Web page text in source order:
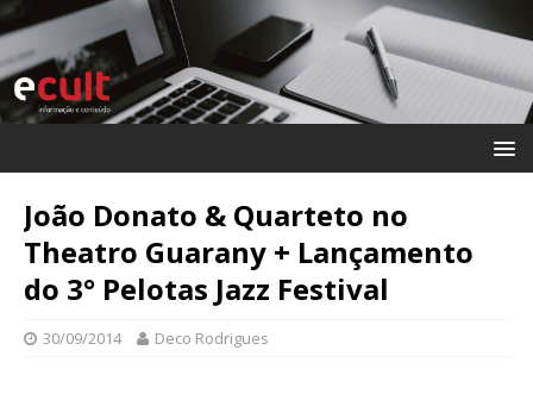
João Donato & Quarteto no
Theatro Guarany + Lançamento
do 3° Pelotas Jazz Festival
30/09/2014 Deco Rodrigues